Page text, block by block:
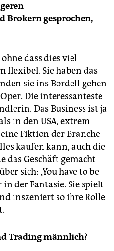
Brokern gesprochen,
dass dies viel
flexibel. Sie haben das
sie ins Bordell gehen
Die interessanteste
Das Business ist ja
in den USA, extrem
Fiktion der Branche
kaufen kann, auch die
das Geschäft gemacht
sich: „You have to be
der Fantasie. Sie spielt
inszeniert so ihre Rolle
Trading männlich?